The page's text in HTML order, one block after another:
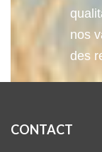
nos
des
CONTACT